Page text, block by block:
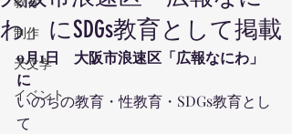
制作
天文学
イベント
わ」にSDGs教育として掲載
9月1日　大阪市浪速区「広報なにわ」
に
いのちの教育・性教育・SDGs教育とし
て